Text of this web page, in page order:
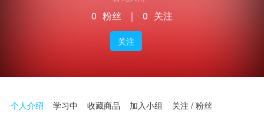
0 粉丝 ｜ 0 关注
关注
个人介绍 学习中 收藏商品 加入小组 关注 / 粉丝